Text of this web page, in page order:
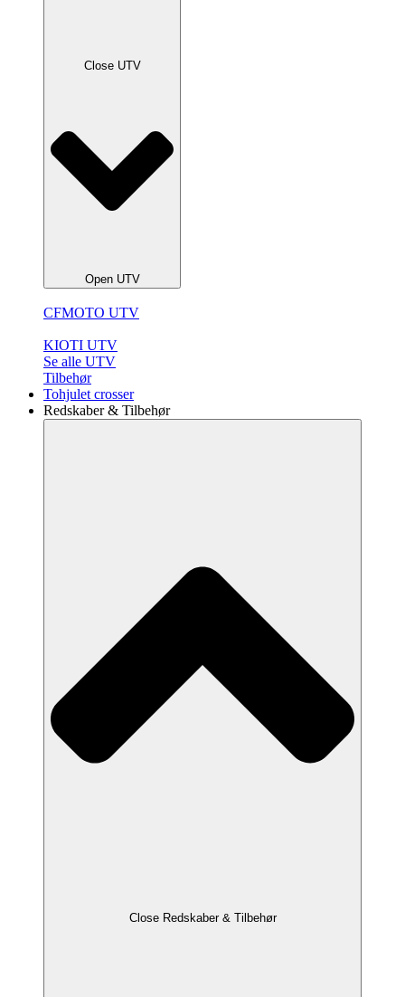
Close UTV
Open UTV
CFMOTO UTV
KIOTI UTV
Se alle UTV
Tilbehør
Tohjulet crosser
Redskaber & Tilbehør
Close Redskaber & Tilbehør